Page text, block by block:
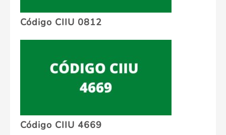
Código CIIU 0812
Código CIIU 4669